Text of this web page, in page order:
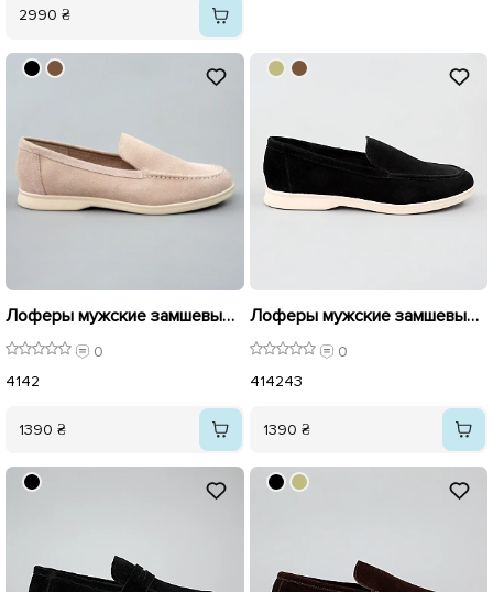
2990 ₴
Лоферы мужские замшевые 596175 Бежевые
0
4142
1390 ₴
Лоферы мужские замшевые 596173 Черные
0
414243
1390 ₴